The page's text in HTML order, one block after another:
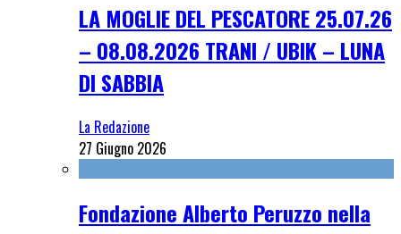
LA MOGLIE DEL PESCATORE 25.07.26
– 08.08.2026 TRANI / UBIK – LUNA
DI SABBIA
La Redazione
27 Giugno 2026
Fondazione Alberto Peruzzo nella